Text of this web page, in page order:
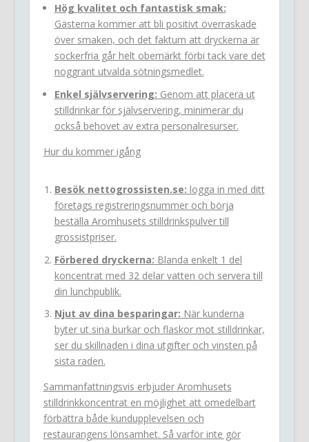
Hög kvalitet och fantastisk smak:
Gästerna kommer att bli positivt överraskade
över smaken, och det faktum att dryckerna är
sockerfria går helt obemärkt förbi tack vare det
noggrant utvalda sötningsmedlet.
Enkel självservering: Genom att placera ut
stilldrinkar för självservering, minimerar du
också behovet av extra personalresurser.
Hur du kommer igång
Besök nettogrossisten.se: logga in med ditt
företags registreringsnummer och börja
beställa Aromhusets stilldrinkspulver till
grossistpriser.
Förbered dryckerna: Blanda enkelt 1 del
koncentrat med 32 delar vatten och servera till
din lunchpublik.
Njut av dina besparingar: När kunderna
byter ut sina burkar och flaskor mot stilldrinkar,
ser du skillnaden i dina utgifter och vinsten på
sista raden.
Sammanfattningsvis erbjuder Aromhusets
stilldrinkkoncentrat en möjlighet att omedelbart
förbättra både kundupplevelsen och
restaurangens lönsamhet. Så varför inte gör